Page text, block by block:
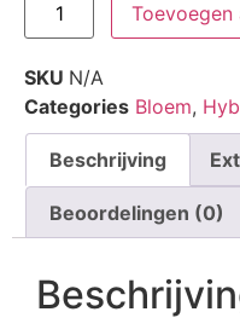
Toevoegen
SKU N/A
Categories Bloem,
Beschrijving
Beoordelingen (0)